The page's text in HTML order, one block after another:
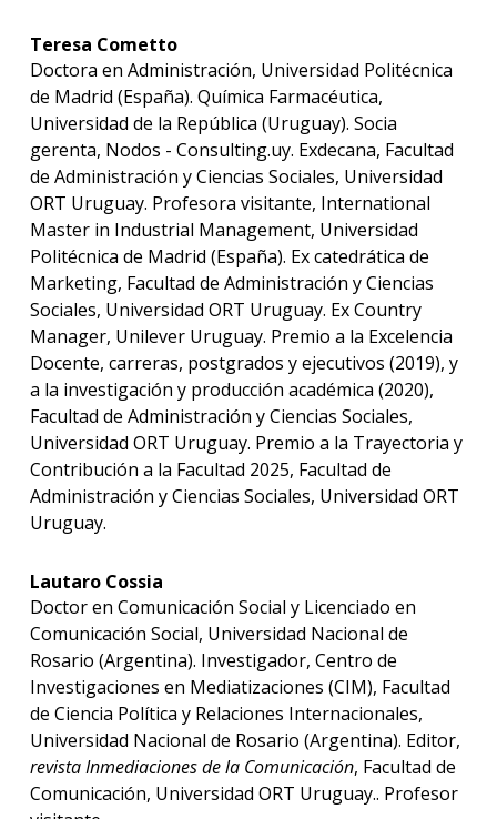
Teresa Cometto
Doctora en Administración, Universidad Politécnica
de Madrid (España). Química Farmacéutica,
Universidad de la República (Uruguay). Socia
gerenta, Nodos - Consulting.uy. Exdecana, Facultad
de Administración y Ciencias Sociales, Universidad
ORT Uruguay. Profesora visitante, International
Master in Industrial Management, Universidad
Politécnica de Madrid (España). Ex catedrática de
Marketing, Facultad de Administración y Ciencias
Sociales, Universidad ORT Uruguay. Ex Country
Manager, Unilever Uruguay. Premio a la Excelencia
Docente, carreras, postgrados y ejecutivos (2019), y
a la investigación y producción académica (2020),
Facultad de Administración y Ciencias Sociales,
Universidad ORT Uruguay. Premio a la Trayectoria y
Contribución a la Facultad 2025, Facultad de
Administración y Ciencias Sociales, Universidad ORT
Uruguay.
Lautaro Cossia
Doctor en Comunicación Social y Licenciado en
Comunicación Social, Universidad Nacional de
Rosario (Argentina). Investigador, Centro de
Investigaciones en Mediatizaciones (CIM), Facultad
de Ciencia Política y Relaciones Internacionales,
Universidad Nacional de Rosario (Argentina). Editor,
revista Inmediaciones de la Comunicación, Facultad de
Comunicación, Universidad ORT Uruguay.. Profesor